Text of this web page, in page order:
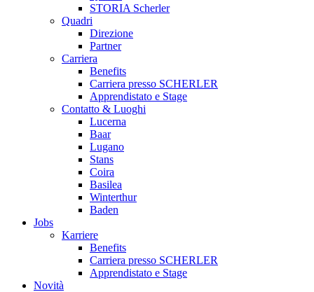
STORIA Scherler
Quadri
Direzione
Partner
Carriera
Benefits
Carriera presso SCHERLER
Apprendistato e Stage
Contatto & Luoghi
Lucerna
Baar
Lugano
Stans
Coira
Basilea
Winterthur
Baden
Jobs
Karriere
Benefits
Carriera presso SCHERLER
Apprendistato e Stage
Novità